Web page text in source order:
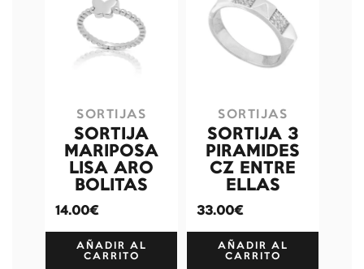
SORTIJAS
SORTIJA
MARIPOSA
LISA ARO
BOLITAS
14.00€
AÑADIR AL
CARRITO
SORTIJAS
SORTIJA 3
PIRAMIDES
CZ ENTRE
ELLAS
33.00€
AÑADIR AL
CARRITO